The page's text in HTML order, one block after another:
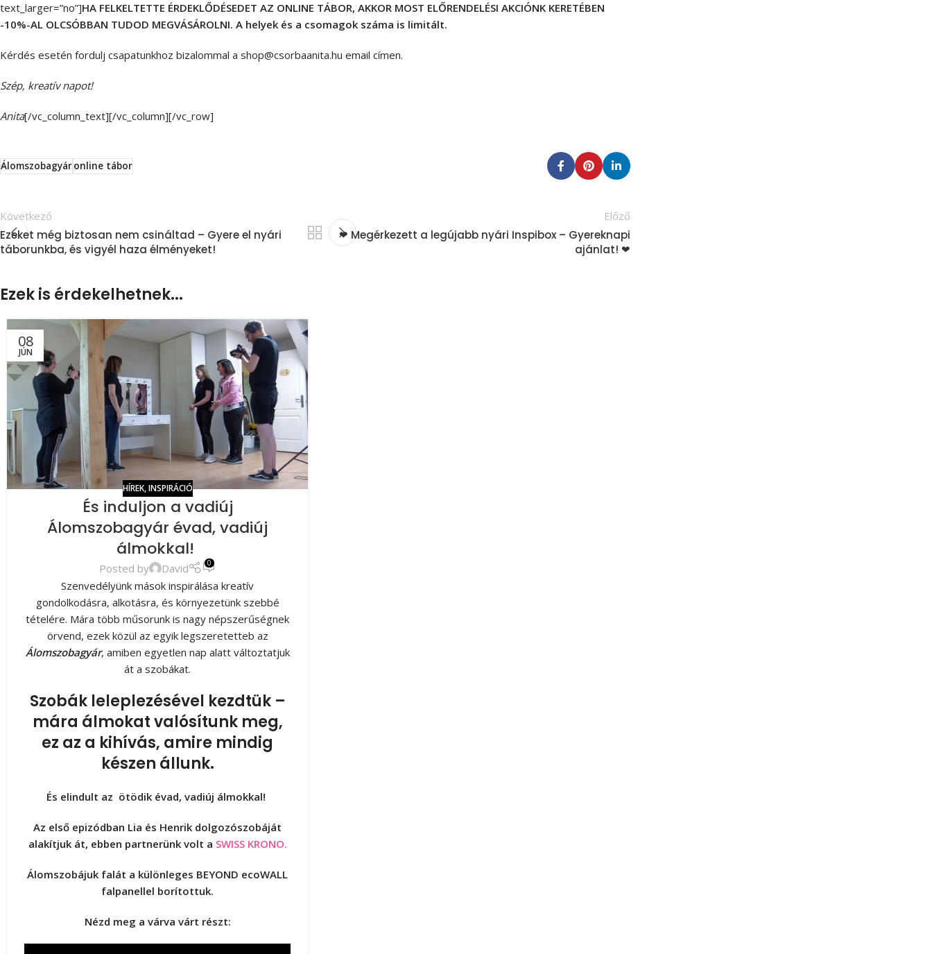
text_larger=”no”]HA FELKELTETTE ÉRDEKLŐDÉSEDET AZ ONLINE TÁBOR, AKKOR MOST ELŐRENDELÉSI AKCIÓNK KERETÉBEN
-10%-AL OLCSÓBBAN TUDOD MEGVÁSÁROLNI. A helyek és a csomagok száma is limitált.
Kérdés esetén fordulj csapatunkhoz bizalommal a shop@csorbaanita.hu email címen.
Szép, kreatív napot!
Anita[/vc_column_text][/vc_column][/vc_row]
Álomszobagyáronline tábor
Következő
Ezeket még biztosan nem csináltad – Gyere el nyári
táborunkba, és vigyél haza élményeket!
Előző
❤ Megérkezett a legújabb nyári Inspibox – Gyereknapi
ajánlat! ❤
Ezek is érdekelhetnek...
08
JÚN
HÍREK,INSPIRÁCIÓ
És induljon a vadiúj
Álomszobagyár évad, vadiúj
álmokkal! ​
Posted by David 0
Szenvedélyünk mások inspirálása kreatív
gondolkodásra, alkotásra, és környezetünk szebbé
tételére. Mára több műsorunk is nagy népszerűségnek
örvend, ezek közül az egyik legszeretetteb az
Álomszobagyár, amiben egyetlen nap alatt változtatjuk
át a szobákat.
Szobák leleplezésével kezdtük –
mára álmokat valósítunk meg,
ez az a kihívás, amire mindig
készen állunk.
És elindult az ötödik évad, vadiúj álmokkal! ​
Az első epizódban Lia és Henrik dolgozószobáját
alakítjuk át, ebben partnerünk volt a SWISS KRONO.
Álomszobájuk falát a különleges BEYOND ecoWALL
falpanellel borítottuk.
Nézd meg a várva várt részt: